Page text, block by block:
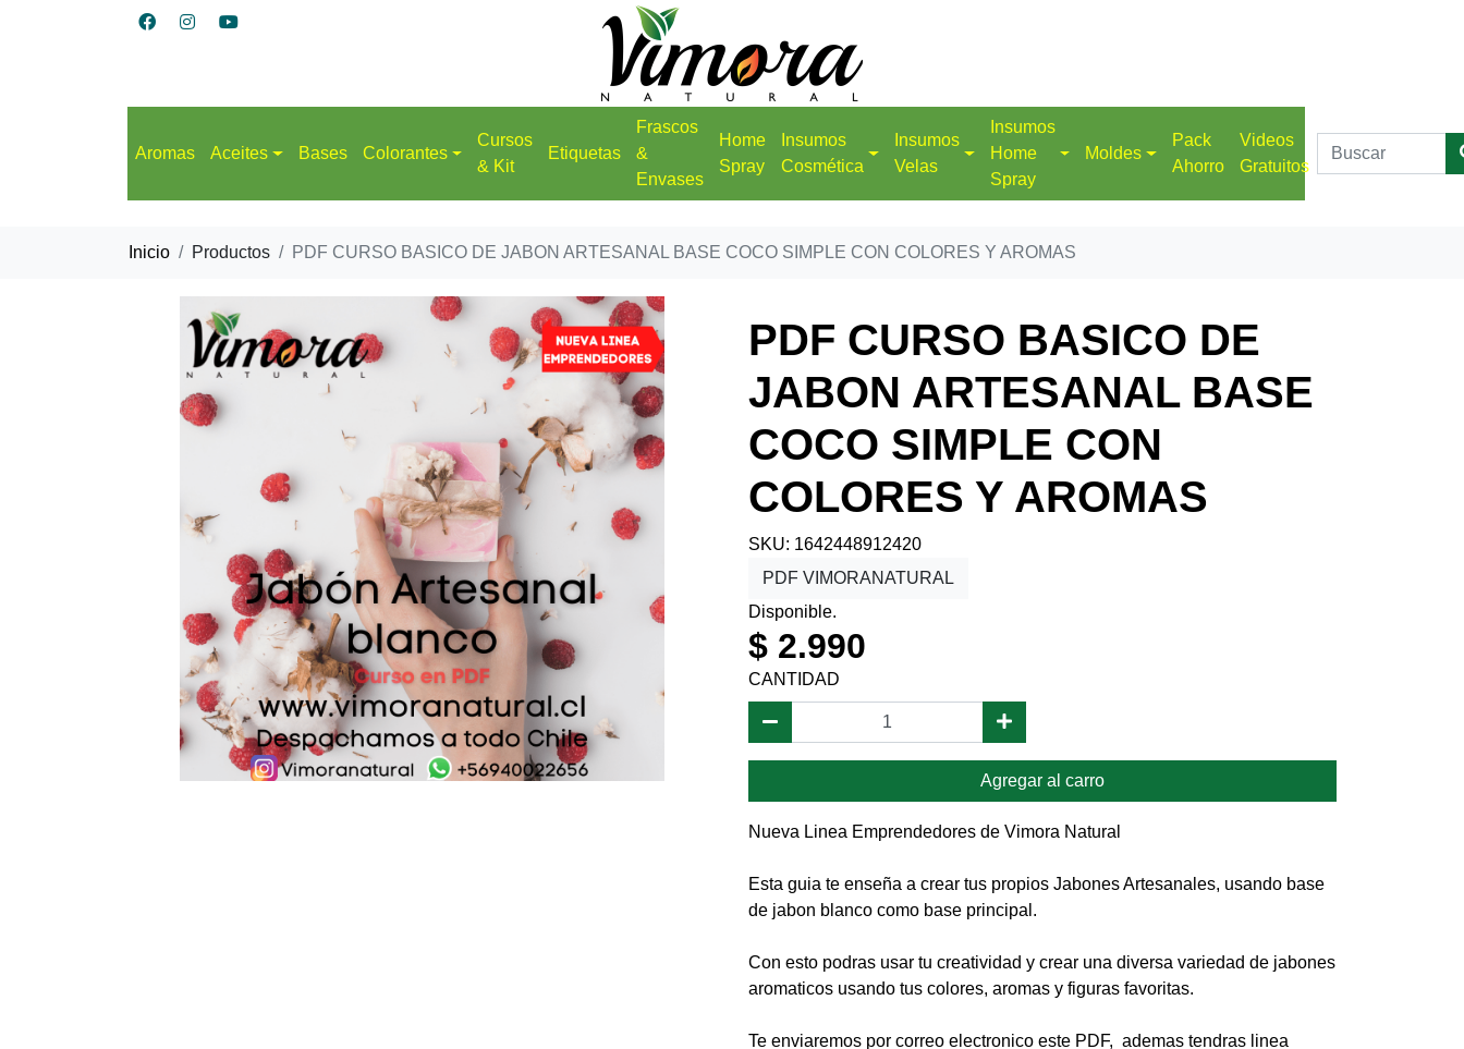
Aromas Aceites Bases Colorantes
Cursos
& Kit
Etiquetas
Frascos
&
Envases
Home
Spray
Insumos
Cosmética
Insumos
Velas
Insumos
Home
Spray
Moldes
Pack
Ahorro
Videos
Gratuitos
Inicio Productos PDF CURSO BASICO DE JABON ARTESANAL BASE COCO SIMPLE CON COLORES Y AROMAS
PDF CURSO BASICO DE
JABON ARTESANAL BASE
COCO SIMPLE CON
COLORES Y AROMAS
SKU: 1642448912420
PDF VIMORANATURAL
Disponible.
$ 2.990
CANTIDAD
Agregar al carro
Nueva Linea Emprendedores de Vimora Natural
Esta guia te enseña a crear tus propios Jabones Artesanales, usando base
de jabon blanco como base principal.
Con esto podras usar tu creatividad y crear una diversa variedad de jabones
aromaticos usando tus colores, aromas y figuras favoritas.
Te enviaremos por correo electronico este PDF, ademas tendras linea